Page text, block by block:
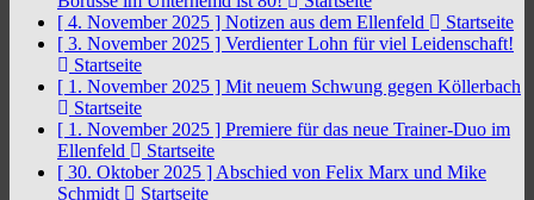
[ 4. November 2025 ] Notizen aus dem Ellenfeld
Startseite
[ 3. November 2025 ] Verdienter Lohn für viel Leidenschaft!
Startseite
[ 1. November 2025 ] Mit neuem Schwung gegen Köllerbach
Startseite
[ 1. November 2025 ] Premiere für das neue Trainer-Duo im
Ellenfeld
Startseite
[ 30. Oktober 2025 ] Abschied von Felix Marx und Mike
Schmidt
Startseite